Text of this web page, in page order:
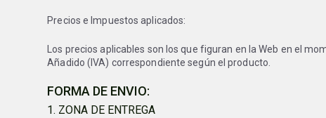
Precios e Impuestos aplicados:
Los precios aplicables son los que figuran en la Web en el
Añadido (IVA) correspondiente según el producto.
FORMA DE ENVIO:
1. ZONA DE ENTREGA